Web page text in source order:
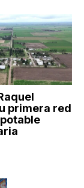
primera red